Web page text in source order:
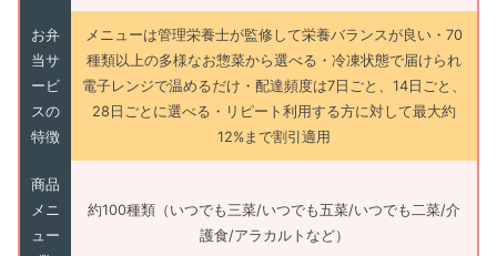
お弁
当サ
ービ
スの
特徴
メニューは管理栄養士が監修して栄養バランスが良い・70
種類以上の多様なお惣菜から選べる・冷凍状態で届けられ
電子レンジで温めるだけ・配達頻度は7日ごと、14日ごと、
28日ごとに選べる・リピート利用する方に対して最大約
12%まで割引適用
商品
メニ
ュー
約100種類（いつでも三菜/いつでも五菜/いつでも二菜/介
護食/アラカルトなど）